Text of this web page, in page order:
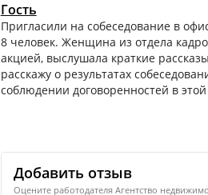
Гость
Пригласили на собеседование в
8 человек. Женщина из отдела
акцией, выслушала краткие
расскажу о результатах
соблюдении договоренностей в
Добавить отзыв
Оцените работодателя Агентство